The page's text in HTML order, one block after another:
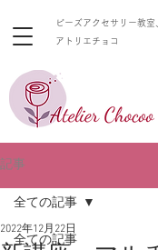
ビーズアクセサリー教
​アトリエチョコ
記事
全ての記事
全ての記事
2022年12月22日